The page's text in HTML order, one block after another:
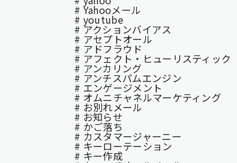
# Yahooメール
# youtube
# アクションバイアス
# アセプトオール
# アドフラウド
# アフェクト・ヒューリスティック
# アンカリング
# アンチスパムエンジン
# エンゲージメント
# オムニチャネルマーケティング
# お別れメール
# お知らせ
# かご落ち
# カスタマージャーニー
# キーローテーション
# キー作成